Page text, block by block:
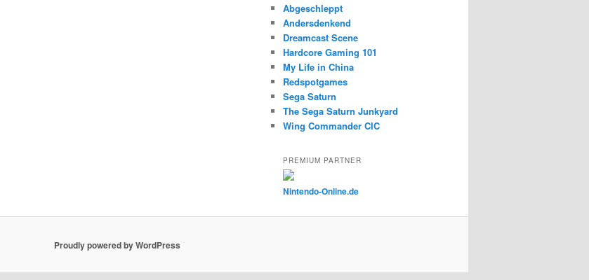
Abgeschleppt
Andersdenkend
Dreamcast Scene
Hardcore Gaming 101
My Life in China
Redspotgames
Sega Saturn
The Sega Saturn Junkyard
Wing Commander CIC
PREMIUM PARTNER
Nintendo-Online.de
Proudly powered by WordPress